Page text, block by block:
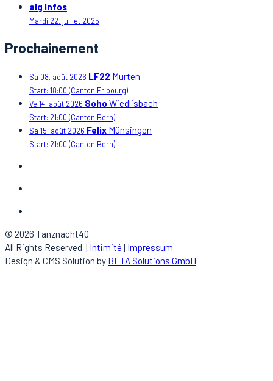
alg Infos
Mardi 22. juillet 2025
Prochainement
Sa 08. août 2026 LF22 Murten
Start: 18:00 (Canton Fribourg)
Ve 14. août 2026 Soho Wiedlisbach
Start: 21:00 (Canton Bern)
Sa 15. août 2026 Felix Münsingen
Start: 21:00 (Canton Bern)
© 2026 Tanznacht40
All Rights Reserved. | Intimité | Impressum
Design & CMS Solution by BETA Solutions GmbH